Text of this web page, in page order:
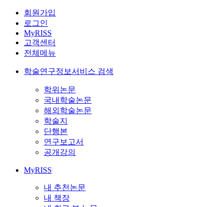
회원가입
로그인
MyRISS
고객센터
전체메뉴
학술연구정보서비스 검색
학위논문
국내학술논문
해외학술논문
학술지
단행본
연구보고서
공개강의
MyRISS
내 추천논문
내 책장